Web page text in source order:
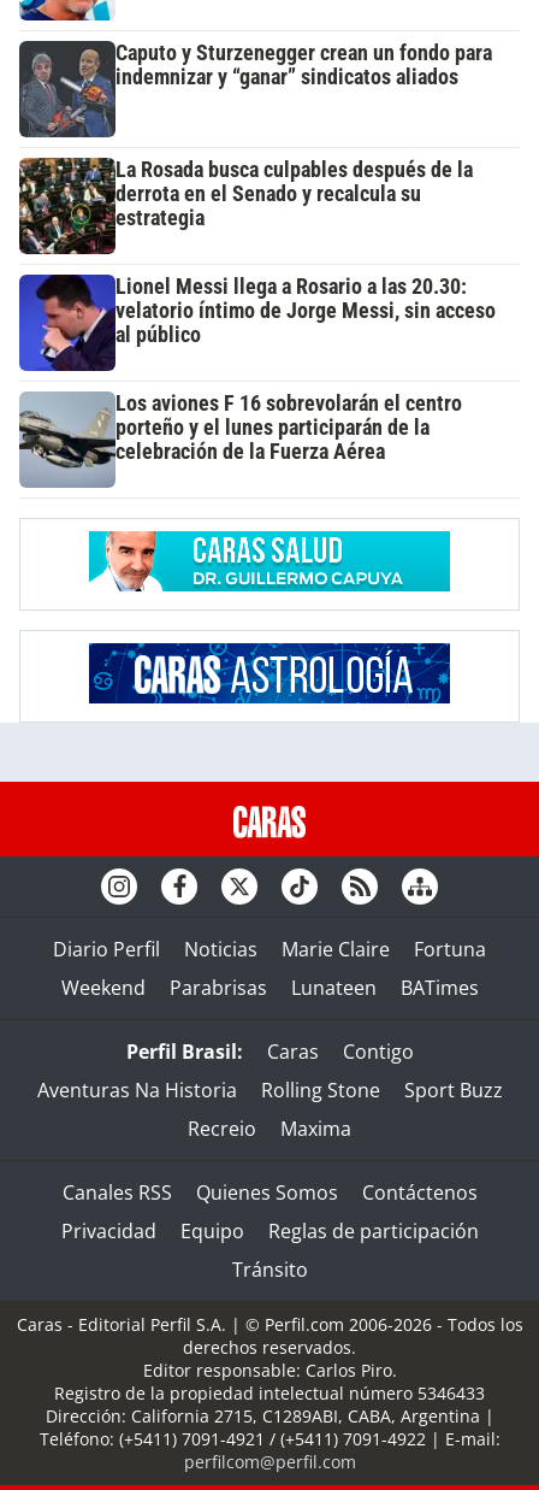
Caputo y Sturzenegger crean un fondo para
indemnizar y “ganar” sindicatos aliados
La Rosada busca culpables después de la
derrota en el Senado y recalcula su
estrategia
Lionel Messi llega a Rosario a las 20.30:
velatorio íntimo de Jorge Messi, sin acceso
al público
Los aviones F 16 sobrevolarán el centro
porteño y el lunes participarán de la
celebración de la Fuerza Aérea
Diario Perfil Noticias Marie Claire
Fortuna
Weekend
Parabrisas Lunateen BATimes
Perfil Brasil: Caras
Contigo
Aventuras Na Historia
Rolling Stone
Sport Buzz
Recreio
Maxima
Canales RSS Quienes Somos
Contáctenos
Privacidad
Equipo
Reglas de participación
Tránsito
Caras - Editorial Perfil S.A. | © Perfil.com 2006-2026 - Todos los
derechos reservados.
Editor responsable: Carlos Piro.
Registro de la propiedad intelectual número 5346433
Dirección: California 2715, C1289ABI, CABA, Argentina |
Teléfono: (+5411) 7091-4921 / (+5411) 7091-4922| E-mail:
perfilcom@perfil.com